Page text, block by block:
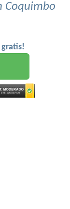
Coquimbo
gratis!